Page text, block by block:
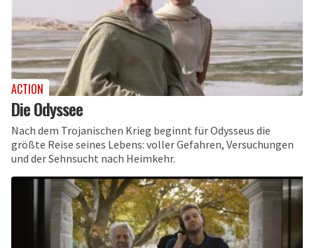
ACTION
Die Odyssee
Nach dem Trojanischen Krieg beginnt für Odysseus die
größte Reise seines Lebens: voller Gefahren, Versuchungen
und der Sehnsucht nach Heimkehr.